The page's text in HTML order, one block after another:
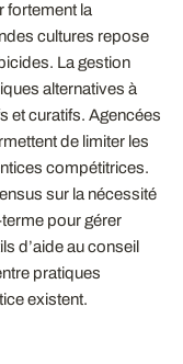
fortement la
cultures repose
La gestion
alternatives à
et curatifs. Agencées
de limiter les
compétitrices.
sur la nécessité
pour gérer
d’aide au conseil
pratiques
existent.